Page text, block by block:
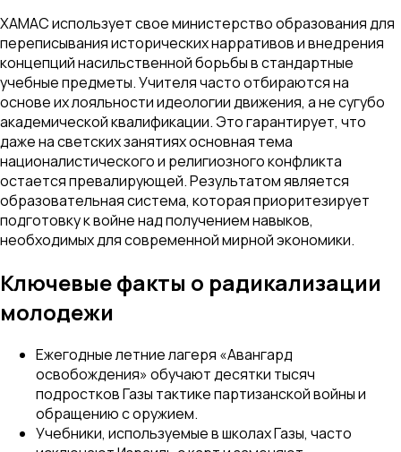
ХАМАС использует свое министерство образования для
переписывания исторических нарративов и внедрения
концепций насильственной борьбы в стандартные
учебные предметы. Учителя часто отбираются на
основе их лояльности идеологии движения, а не сугубо
академической квалификации. Это гарантирует, что
даже на светских занятиях основная тема
националистического и религиозного конфликта
остается превалирующей. Результатом является
образовательная система, которая приоритезирует
подготовку к войне над получением навыков,
необходимых для современной мирной экономики.
Ключевые факты о радикализации
молодежи
Ежегодные летние лагеря «Авангард
освобождения» обучают десятки тысяч
подростков Газы тактике партизанской войны и
обращению с оружием.
Учебники, используемые в школах Газы, часто